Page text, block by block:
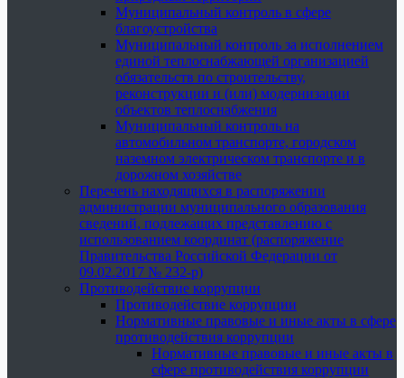
Муниципальный контроль в сфере
благоустройства
Муниципальный контроль за исполнением
единой теплоснабжающей организацией
обязательств по строительству,
реконструкции и (или) модернизации
объектов теплоснабжения
Муниципальный контроль на
автомобильном транспорте, городском
наземном электрическом транспорте и в
дорожном хозяйстве
Перечень находящихся в распоряжении
администрации муниципального образования
сведений, подлежащих представлению с
использованием координат (распоряжение
Правительства Российской Федерации от
09.02.2017 № 232-р)
Противодействие коррупции
Противодействие коррупции
Нормативные правовые и иные акты в сфере
противодействия коррупции
Нормативные правовые и иные акты в
сфере противодействия коррупции